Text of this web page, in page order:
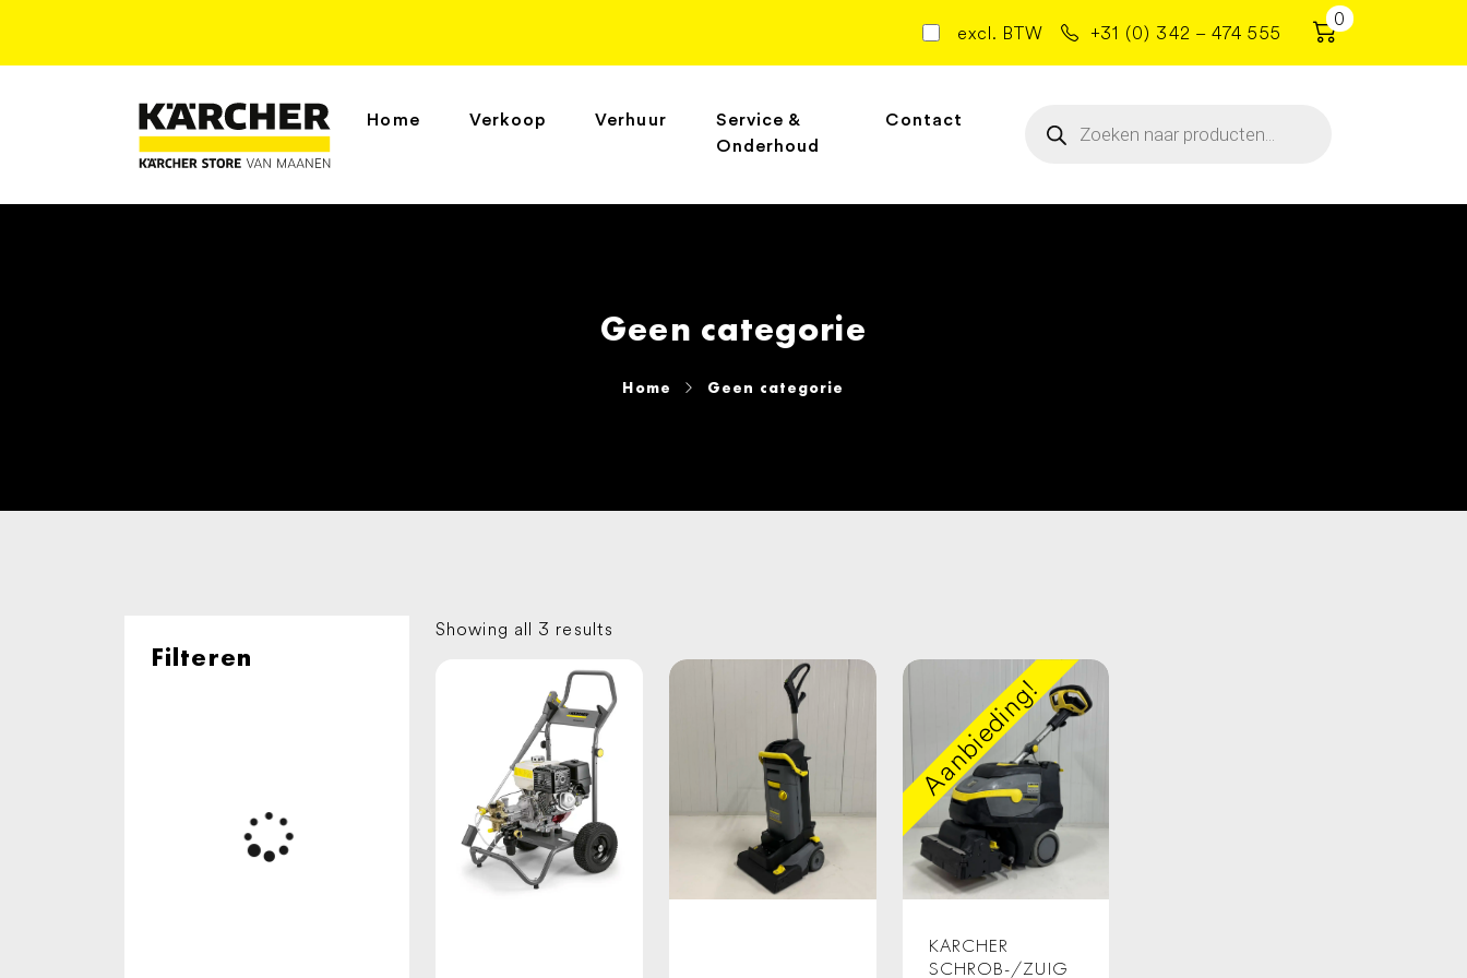
excl. BTW +31 (0) 342 – 474 555
0
Home Verkoop Verhuur
Service &
Onderhoud
Contact
zoeken
Geen categorie
Home Geen categorie
Filteren
Showing all 3 results
Aanbieding!
KARCHER
SCHROB-/ZUIG